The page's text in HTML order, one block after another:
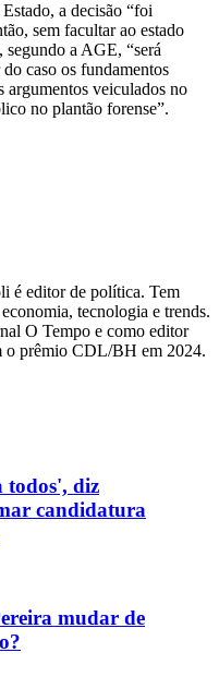
a decisão “foi
sem facultar ao estado
a AGE, “será
caso os fundamentos
argumentos veiculados no
no plantão forense”.
é editor de política. Tem
tecnologia e trends.
O Tempo e como editor
prêmio CDL/BH em 2024.
todos', diz
candidatura
mudar de